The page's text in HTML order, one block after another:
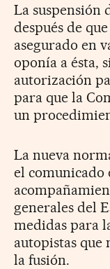
La suspensión
después de
asegurado en
oponía a ésta,
autorización
para que la
un
La nueva
el comunicado
generales del
medidas para
autopistas
la fusión.